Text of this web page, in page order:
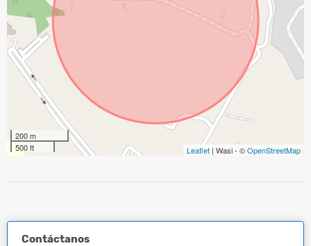
200 m
500 ft
Leaflet | Wasi - ©OpenStreetMap
Contáctanos